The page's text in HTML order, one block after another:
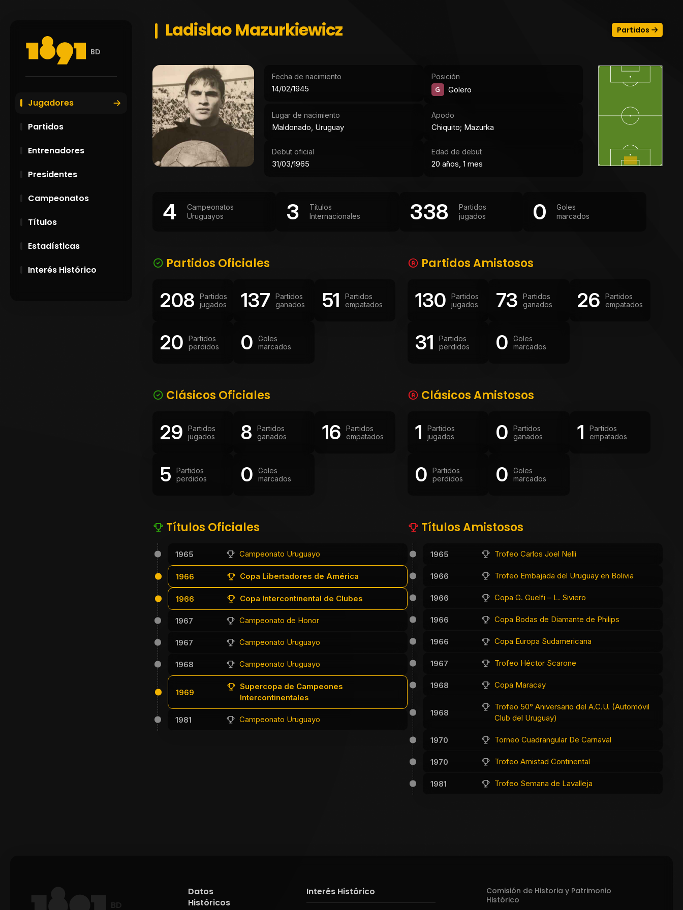
BD
Jugadores
Partidos
Entrenadores
Presidentes
Campeonatos
Títulos
Estadísticas
Interés Histórico
Ladislao Mazurkiewicz Partidos
Fecha de nacimiento
14/02/1945
Posición
G Golero
Lugar de nacimiento
Maldonado, Uruguay
Apodo
Chiquito; Mazurka
Debut oficial
31/03/1965
Edad de debut
20 años, 1 mes
4
Campeonatos
Uruguayos
3
Títulos
Internacionales
338
Partidos
jugados
0
Goles
marcados
Partidos Oficiales
208
Partidos
jugados
137
Partidos
ganados
51
Partidos
empatados
20
Partidos
perdidos
0
Goles
marcados
Partidos Amistosos
130
Partidos
jugados
73
Partidos
ganados
26
Partidos
empatados
31
Partidos
perdidos
0
Goles
marcados
Clásicos Oficiales
29
Partidos
jugados
8
Partidos
ganados
16
Partidos
empatados
5
Partidos
perdidos
0
Goles
marcados
Clásicos Amistosos
1
Partidos
jugados
0
Partidos
ganados
1
Partidos
empatados
0
Partidos
perdidos
0
Goles
marcados
Títulos Oficiales
1965 Campeonato Uruguayo
1966 Copa Libertadores de América
1966 Copa Intercontinental de Clubes
1967 Campeonato de Honor
1967 Campeonato Uruguayo
1968 Campeonato Uruguayo
1969
Supercopa de Campeones
Intercontinentales
1981 Campeonato Uruguayo
Títulos Amistosos
1965 Trofeo Carlos Joel Nelli
1966 Trofeo Embajada del Uruguay en Bolivia
1966 Copa G. Guelfi – L. Siviero
1966 Copa Bodas de Diamante de Philips
1966 Copa Europa Sudamericana
1967 Trofeo Héctor Scarone
1968 Copa Maracay
1968
Trofeo 50° Aniversario del A.C.U. (Automóvil
Club del Uruguay)
1970 Torneo Cuadrangular De Carnaval
1970 Trofeo Amistad Continental
1981 Trofeo Semana de Lavalleja
BD
Datos
Históricos
Interés Histórico
Comisión de Historia y Patrimonio
Histórico